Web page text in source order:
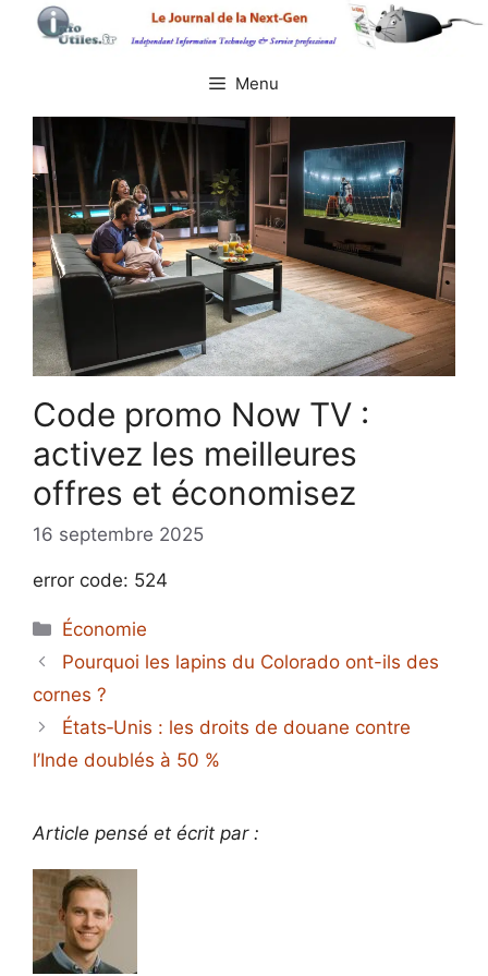
Aller
Menu
Code promo Now TV :
activez les meilleures
offres et économisez
16 septembre 2025
error code: 524
Catégories
Économie
Pourquoi les lapins du Colorado ont-ils des
cornes ?
États‑Unis : les droits de douane contre
l’Inde doublés à 50 %
Article pensé et écrit par :